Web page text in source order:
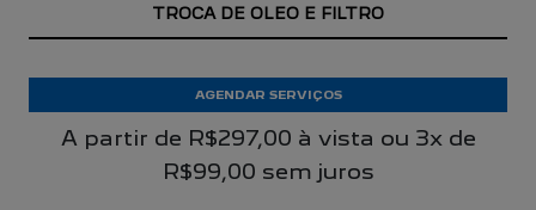
TROCA DE OLEO E FILTRO
A partir de R$297,00 à vista ou 3x de
R$99,00 sem juros
AGENDAR SERVIÇOS